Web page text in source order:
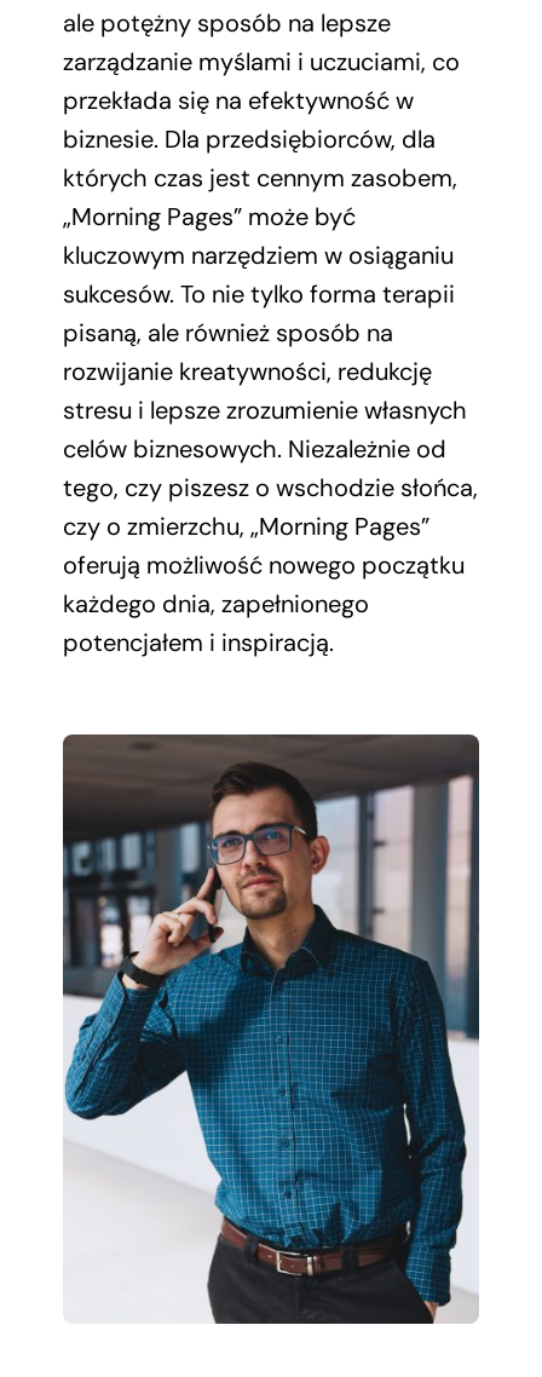
ale potężny sposób na lepsze
zarządzanie myślami i uczuciami, co
przekłada się na efektywność w
biznesie. Dla przedsiębiorców, dla
których czas jest cennym zasobem,
„Morning Pages” może być
kluczowym narzędziem w osiąganiu
sukcesów. To nie tylko forma terapii
pisaną, ale również sposób na
rozwijanie kreatywności, redukcję
stresu i lepsze zrozumienie własnych
celów biznesowych. Niezależnie od
tego, czy piszesz o wschodzie słońca,
czy o zmierzchu, „Morning Pages”
oferują możliwość nowego początku
każdego dnia, zapełnionego
potencjałem i inspiracją.